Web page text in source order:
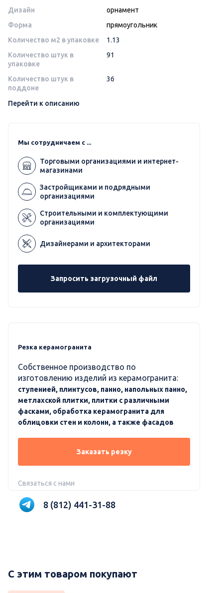
Дизайн
орнамент
Форма
прямоугольник
Количество м2 в упаковке
1.13
Количество штук в
упаковке
91
Количество штук в
поддоне
36
Перейти к описанию
Мы сотрудничаем с ...
Торговыми организациями и интернет-
магазинами
Застройщиками и подрядными
организациями
Строительными и комплектующими
организациями
Дизайнерами и архитекторами
Запросить загрузочный файл
Резка керамогранита
Собственное производство по
изготовлению изделий из керамогранита:
ступенией, плинтусов, панно, напольных панно,
метлахской плитки, плитки с различными
фасками, обработка керамогранита для
облицовки стен и колонн, а также фасадов
Заказать резку
Связаться с нами
8 (812) 441-31-88
С этим товаром покупают